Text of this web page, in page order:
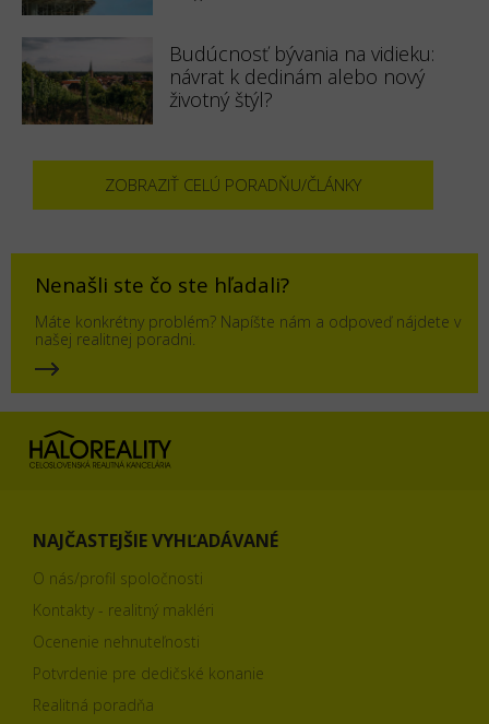
Budúcnosť bývania na vidieku:
návrat k dedinám alebo nový
životný štýl?
ZOBRAZIŤ CELÚ PORADŇU/ČLÁNKY
Nenašli ste čo ste hľadali?
Máte konkrétny problém? Napíšte nám a odpoveď nájdete v
našej realitnej poradni.
NAJČASTEJŠIE VYHĽADÁVANÉ
O nás/profil spoločnosti
Kontakty - realitný makléri
Ocenenie nehnuteľnosti
Potvrdenie pre dedičské konanie
Realitná poradňa